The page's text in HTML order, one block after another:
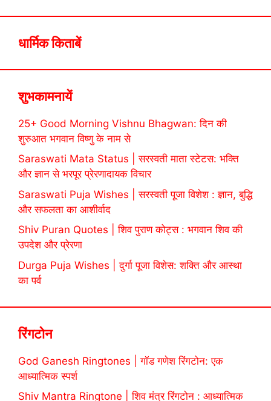
धार्मिक किताबें
शुभकामनायें
25+ Good Morning Vishnu Bhagwan: दिन की
शुरुआत भगवान विष्णु के नाम से
Saraswati Mata Status | सरस्वती माता स्टेटस: भक्ति
और ज्ञान से भरपूर प्रेरणादायक विचार
Saraswati Puja Wishes | सरस्वती पूजा विशेश : ज्ञान, बुद्धि
और सफलता का आशीर्वाद
Shiv Puran Quotes | शिव पुराण कोट्स : भगवान शिव की
उपदेश और प्रेरणा
Durga Puja Wishes | दुर्गा पूजा विशेस: शक्ति और आस्था
का पर्व
रिंगटोन
God Ganesh Ringtones | गॉड गणेश रिंगटोन: एक
आध्यात्मिक स्पर्श
Shiv Mantra Ringtone | शिव मंत्र रिंगटोन : आध्यात्मिक